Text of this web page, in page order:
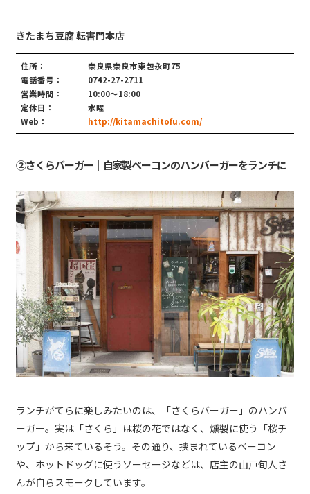
きたまち豆腐 転害門本店
住所：
奈良県奈良市東包永町75
電話番号：
0742-27-2711
営業時間：
10:00〜18:00
定休日：
水曜
Web：
http://kitamachitofu.com/
②さくらバーガー｜自家製ベーコンのハンバーガーをランチに
ランチがてらに楽しみたいのは、「さくらバーガー」のハンバ
ーガー。実は「さくら」は桜の花ではなく、燻製に使う「桜チ
ップ」から来ているそう。その通り、挟まれているベーコン
や、ホットドッグに使うソーセージなどは、店主の山戸旬人さ
んが自らスモークしています。